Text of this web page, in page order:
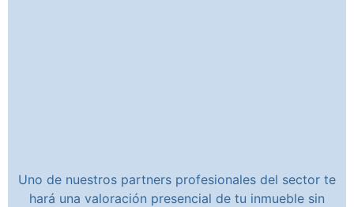
Uno de nuestros partners profesionales del sector te
hará una valoración presencial de tu inmueble sin